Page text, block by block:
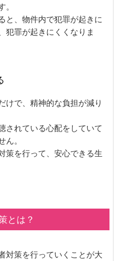
と、物件内で犯罪が起きに
犯罪が起きにくくなりま
けで、精神的な負担が減り
されている心配をしていて
。
策を行って、安心できる生
とは？
対策を行っていくことが大